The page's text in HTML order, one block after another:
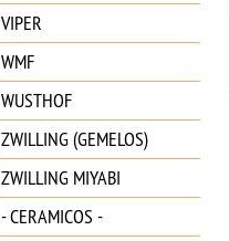
VIPER
WMF
WUSTHOF
ZWILLING (GEMELOS)
ZWILLING MIYABI
- CERAMICOS -
AL MAR SERE 2020 COYOTE